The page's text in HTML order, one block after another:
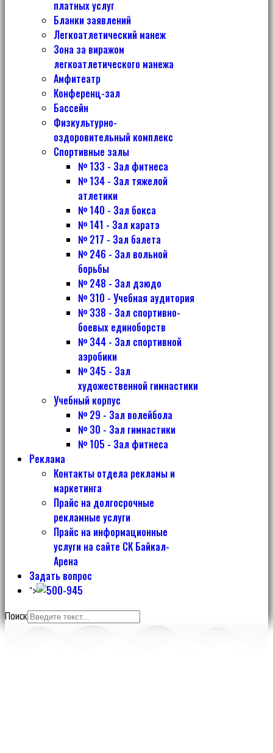
платных услуг
Бланки заявлений
Легкоатлетический манеж
Зона за виражом
легкоатлетического манежа
Амфитеатр
Конференц-зал
Бассейн
Физкультурно-
оздоровительный комплекс
Спортивные залы
№ 133 - Зал фитнеса
№ 134 - Зал тяжелой
атлетики
№ 140 - Зал бокса
№ 141 - Зал каратэ
№ 217 - Зал балета
№ 246 - Зал вольной
борьбы
№ 248 - Зал дзюдо
№ 310 - Учебная аудитория
№ 338 - Зал спортивно-
боевых единоборств
№ 344 - Зал спортивной
аэробики
№ 345 - Зал
художественной гимнастики
Учебный корпус
№ 29 - Зал волейбола
№ 30 - Зал гимнастики
№ 105 - Зал фитнеса
Реклама
Контакты отдела рекламы и
маркетинга
Прайс на долгосрочные
рекламные услуги
Прайс на информационные
услуги на сайте СК Байкал-
Арена
Задать вопрос
">
Поиск